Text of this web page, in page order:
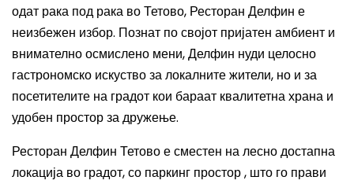
одат рака под рака во Тетово, Ресторан Делфин е
неизбежен избор. Познат по својот пријатен амбиент и
внимателно осмислено мени, Делфин нуди целосно
гастрономско искуство за локалните жители, но и за
посетителите на градот кои бараат квалитетна храна и
удобен простор за дружење.
Ресторан Делфин Тетово е сместен на лесно достапна
локација во градот, со паркинг простор , што го прави